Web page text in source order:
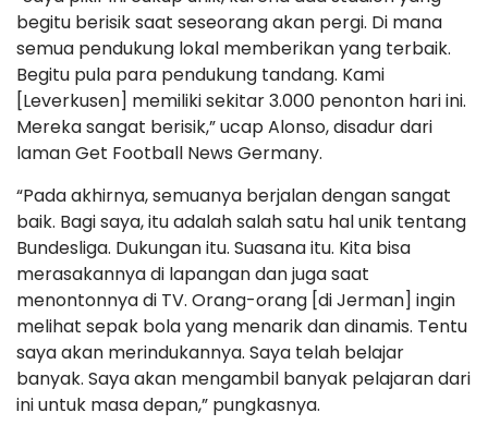
begitu berisik saat seseorang akan pergi. Di mana
semua pendukung lokal memberikan yang terbaik.
Begitu pula para pendukung tandang. Kami
[Leverkusen] memiliki sekitar 3.000 penonton hari ini.
Mereka sangat berisik,” ucap Alonso, disadur dari
laman Get Football News Germany.
“Pada akhirnya, semuanya berjalan dengan sangat
baik. Bagi saya, itu adalah salah satu hal unik tentang
Bundesliga. Dukungan itu. Suasana itu. Kita bisa
merasakannya di lapangan dan juga saat
menontonnya di TV. Orang-orang [di Jerman] ingin
melihat sepak bola yang menarik dan dinamis. Tentu
saya akan merindukannya. Saya telah belajar
banyak. Saya akan mengambil banyak pelajaran dari
ini untuk masa depan,” pungkasnya.